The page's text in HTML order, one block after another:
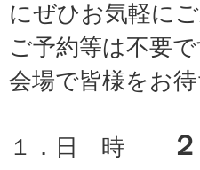
にぜひお気軽に
ご予約等は不要で
会場で皆様をお
１．日 時